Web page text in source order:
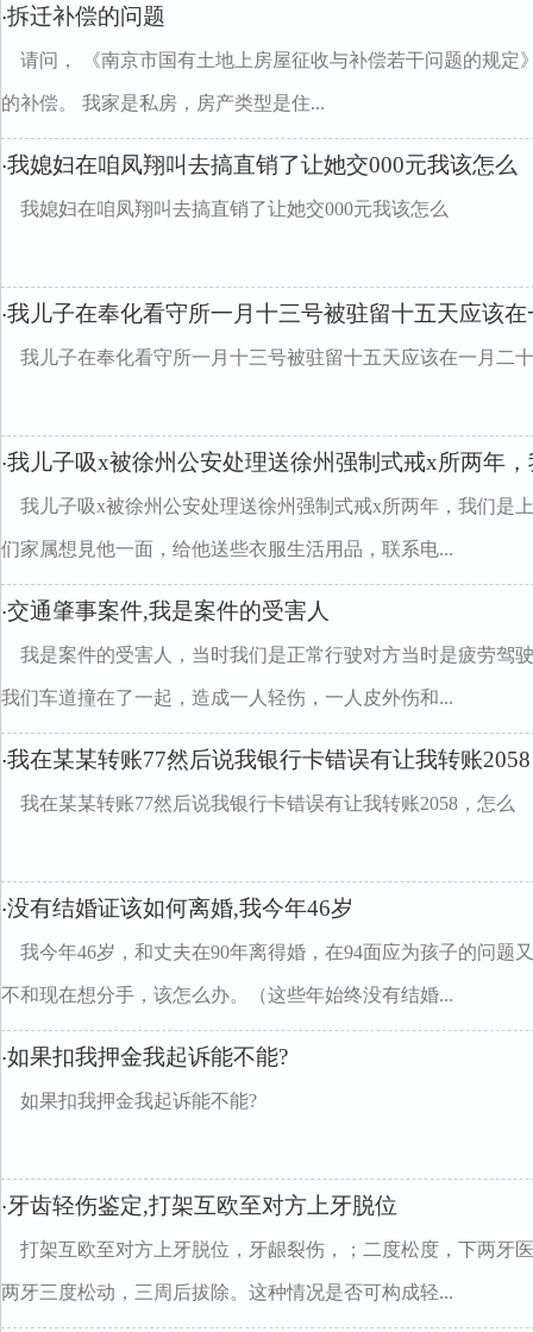
·拆迁补偿的问题
请问， 《南京市国有土地上房屋征收与补偿若干问题的规定
的补偿。 我家是私房，房产类型是住...
·我媳妇在咱凤翔叫去搞直销了让她交000元我该怎么
我媳妇在咱凤翔叫去搞直销了让她交000元我该怎么
·我儿子在奉化看守所一月十三号被驻留十五天应该
我儿子在奉化看守所一月十三号被驻留十五天应该在一月二
·我儿子吸x被徐州公安处理送徐州强制式戒x所两年
我儿子吸x被徐州公安处理送徐州强制式戒x所两年，我们是
们家属想見他一面，给他送些衣服生活用品，联系电...
·交通肇事案件,我是案件的受害人
我是案件的受害人，当时我们是正常行驶对方当时是疲劳驾
我们车道撞在了一起，造成一人轻伤，一人皮外伤和...
·我在某某转账77然后说我银行卡错误有让我转账
我在某某转账77然后说我银行卡错误有让我转账2058，怎么
·没有结婚证该如何离婚,我今年46岁
我今年46岁，和丈夫在90年离得婚，在94面应为孩子的问题
不和现在想分手，该怎么办。（这些年始终没有结婚...
·如果扣我押金我起诉能不能?
如果扣我押金我起诉能不能?
·牙齿轻伤鉴定,打架互欧至对方上牙脱位
打架互欧至对方上牙脱位，牙龈裂伤，；二度松度，下两牙
两牙三度松动，三周后拔除。这种情况是否可构成轻...